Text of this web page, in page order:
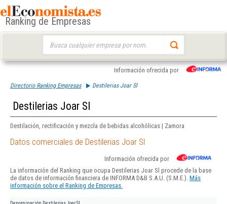
Ranking de Empresas
Información ofrecida por
Directorio Ranking Empresas Destilerias Joar Sl
Destilerias Joar Sl
Destilación, rectificación y mezcla de bebidas alcohólicas | Zamora
Datos comerciales de Destilerias Joar Sl
Información ofrecida por
La información del Ranking que ocupa Destilerias Joar Sl procede de la base
de datos de información financiera de INFORMA D&B S.A.U. (S.M.E.). Más
información sobre el Ranking de Empresas.